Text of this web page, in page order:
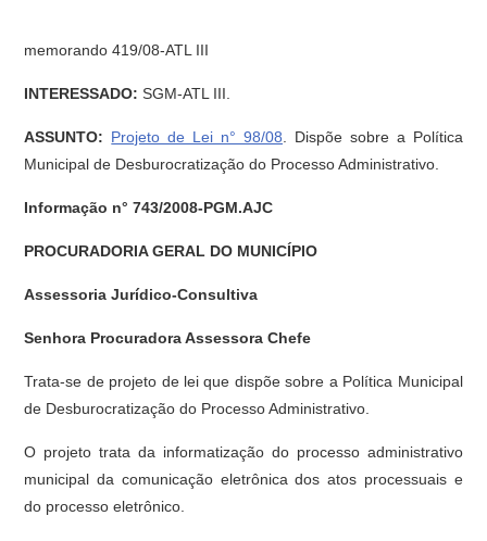
memorando 419/08-ATL III
INTERESSADO: SGM-ATL III.
ASSUNTO: Projeto de Lei n° 98/08 . Dispõe sobre a Política
Municipal de Desburocratização do Processo Administrativo.
Informação n° 743/2008-PGM.AJC
PROCURADORIA GERAL DO MUNICÍPIO
Assessoria Jurídico-Consultiva
Senhora Procuradora Assessora Chefe
Trata-se de projeto de lei que dispõe sobre a Política Municipal
de Desburocratização do Processo Administrativo.
O projeto trata da informatização do processo administrativo
municipal da comunicação eletrônica dos atos processuais e
do processo eletrônico.